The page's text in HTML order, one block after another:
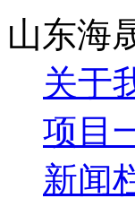
山东海
关于
项目
新闻